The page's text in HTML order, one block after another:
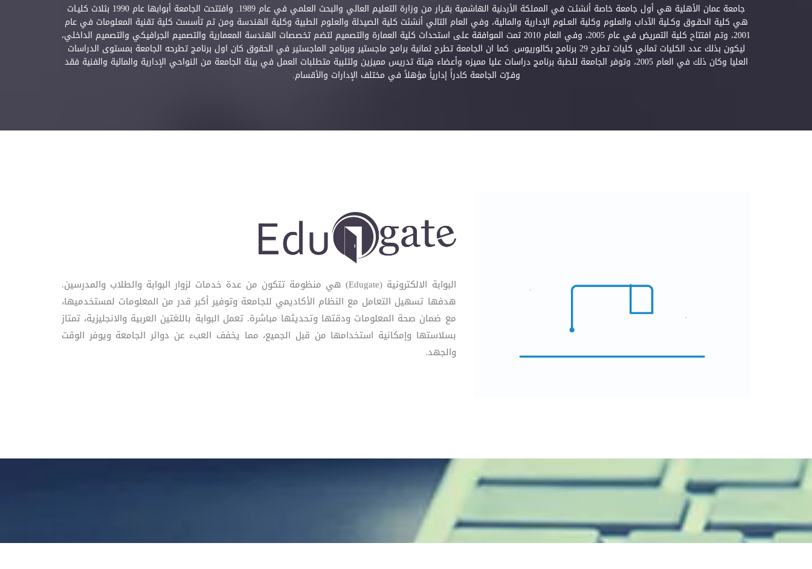
جامعة عمان الأهلية هي أول جامعة خاصة أنشئـت في المملكة الأردنية الهاشمية بقـرار من وزارة التعليم العالي والبحث العلمي في عام 1989. وافتتحت الجامعة أبوابها عام 1990 بثلاث كليـات
هي كلية الحقـوق وكـلية الآداب والعلوم وكلية العـلوم الإدارية والمالية، وفي العام التالي أنشئت كلية الصيدلة والعلوم الطبية وكلية الهندسة ومن ثم تأسست كلية تقنية المعلومات في عام
2001، وتم افتتاح كلية التمريض في عام 2005، وفي العام 2010 تمت الموافقة على استحداث كلية العمارة والتصميم لتضم تخصصات الهندسة المعمارية والتصميم الجرافيكي والتصميم الداخلي،
ليكون بذلك عدد الكليات ثماني كليات تطرح 29 برنامج بكالوريوس. كما ان الجامعة تطرح ثمانية برامج ماجستير وبرنامج الماجستير في الحقوق كان اول برنامج تطرحه الجامعة بمستوى الدراسات
العليا وكان ذلك في العام 2005، وتوفر الجامعة للطبة برنامج دراسات عليا مميزه وأعضاء هيئة تدريس مميزين ولتلبية متطلبات العمل في بيئة الجامعة من النواحي الإدارية والمالية والفنية فقد
وفـرّت الجامعة كادراً إدارياً مؤهلاً في مختلف الإدارات والأقسام.
البوابة الالكترونية (Edugate) هي منظومة تتكون من عدة خدمات لزوار البوابة والطلاب والمدرسين.
هدفها تسهيل التعامل مع النظام الأكاديمي للجامعة وتوفير أكبر قدر من المعلومات لمستخدميها،
مع ضمان صحة المعلومات ودقتها وتحديثها مباشرة. تعمل البوابة باللغتين العربية والانجليزية، تمتاز
بسلاستها وإمكانية استخدامها من قبل الجميع، مما يخفف العبء عن دوائر الجامعة ويوفر الوقت
والجهد.